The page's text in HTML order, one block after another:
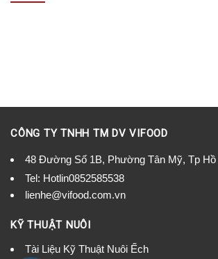
CÔNG TY TNHH TM DV VIFOOD
48 Đường Số 1B, Phường Tân Mỹ, Tp Hồ
Tel: Hotlin0852585538
lienhe@vifood.com.vn
KỸ THUẬT NUÔI
Tài Liệu Kỹ Thuật Nuôi Ếch